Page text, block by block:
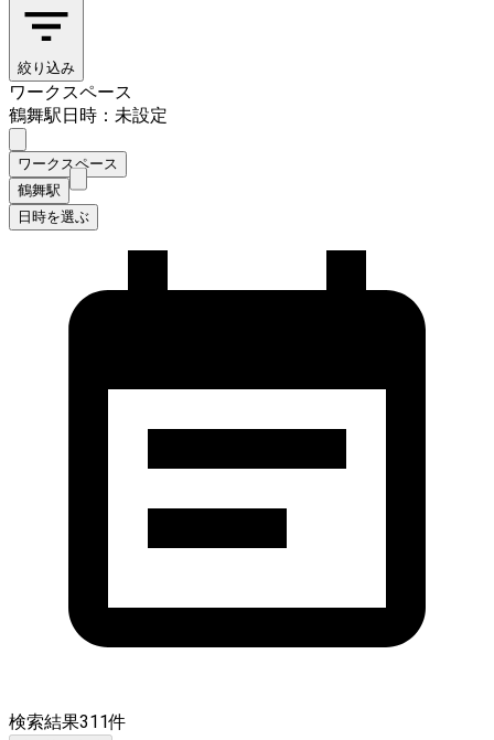
絞り込み
ワークスペース
鶴舞駅日時：未設定
ワークスペース
鶴舞駅
日時を選ぶ
検索結果311件